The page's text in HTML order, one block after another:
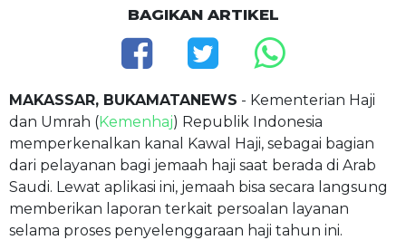
BAGIKAN ARTIKEL
MAKASSAR, BUKAMATANEWS - Kementerian Haji
dan Umrah (Kemenhaj) Republik Indonesia
memperkenalkan kanal Kawal Haji, sebagai bagian
dari pelayanan bagi jemaah haji saat berada di Arab
Saudi. Lewat aplikasi ini, jemaah bisa secara langsung
memberikan laporan terkait persoalan layanan
selama proses penyelenggaraan haji tahun ini.